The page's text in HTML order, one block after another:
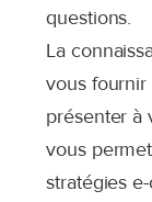
questions.
La
vous
présenter à
vous
stratégies